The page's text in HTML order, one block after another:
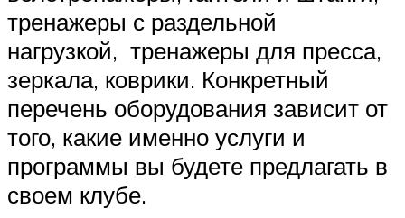
тренажеры с раздельной
нагрузкой, тренажеры для пресса,
зеркала, коврики. Конкретный
перечень оборудования зависит от
того, какие именно услуги и
программы вы будете предлагать в
своем клубе.